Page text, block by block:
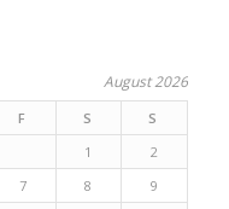
August 2026
F S
S
1
2
7 8
9